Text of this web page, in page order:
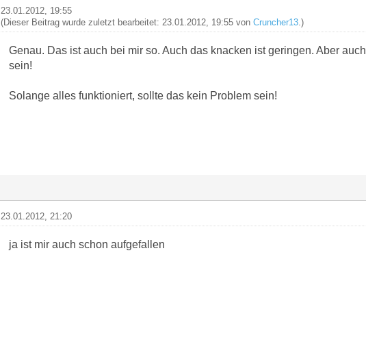
23.01.2012, 19:55
(Dieser Beitrag wurde zuletzt bearbeitet: 23.01.2012, 19:55 von Cruncher13.)
Genau. Das ist auch bei mir so. Auch das knacken ist geringen. Aber
sein!
Solange alles funktioniert, sollte das kein Problem sein!
23.01.2012, 21:20
ja ist mir auch schon aufgefallen